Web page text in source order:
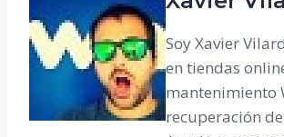
Soy Xavier
en tiendas
mantenimiento
recuperación